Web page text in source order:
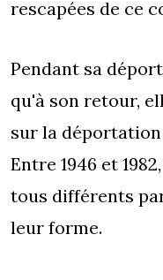
rescapées de ce
Pendant sa
qu'à son retour,
sur la
Entre 1946 et
tous différents
leur forme.